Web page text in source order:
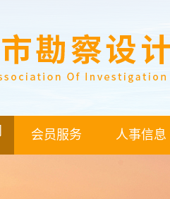
会员服务 人事信息